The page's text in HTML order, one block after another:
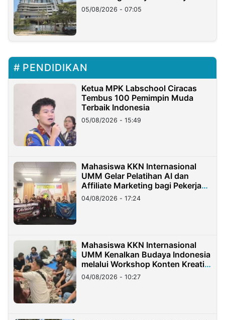
05/08/2026 - 07:05
PENDIDIKAN
Ketua MPK Labschool Ciracas
Tembus 100 Pemimpin Muda
Terbaik Indonesia
05/08/2026 - 15:49
Mahasiswa KKN Internasional
UMM Gelar Pelatihan AI dan
Affiliate Marketing bagi Pekerja
Migran Indonesia di Taiwan
04/08/2026 - 17:24
Mahasiswa KKN Internasional
UMM Kenalkan Budaya Indonesia
melalui Workshop Konten Kreatif
di Taiwan
04/08/2026 - 10:27